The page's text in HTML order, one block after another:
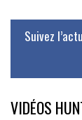
Suivez
VIDÉOS